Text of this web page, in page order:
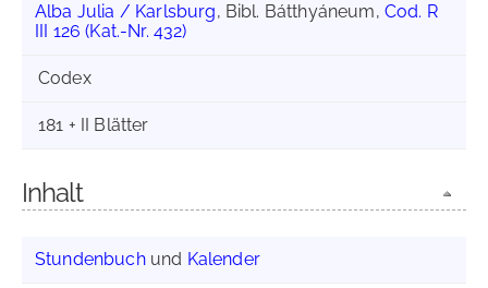
Alba Julia / Karlsburg, Bibl. Bátthyáneum, Cod. R
III 126 (Kat.-Nr. 432)
Codex
181 + II Blätter
Inhalt
Stundenbuchund Kalender